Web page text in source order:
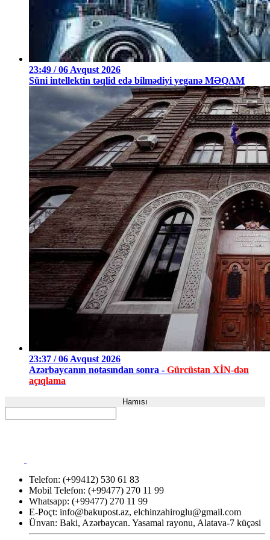
23:49 / 06 Avqust 2026
Süni intellektin təqlid edə bilmədiyi yeganə MƏQAM
23:37 / 06 Avqust 2026
Azərbaycanın notasından sonra - Gürcüstan XİN-dən
açıqlama
Hamısı
Telefon: (+99412) 530 61 83
Mobil Telefon: (+99477) 270 11 99
Whatsapp: (+99477) 270 11 99
E-Poçt: info@bakupost.az, elchinzahiroglu@gmail.com
Ünvan: Baki, Azərbaycan. Yasamal rayonu, Alatava-7 küçəsi